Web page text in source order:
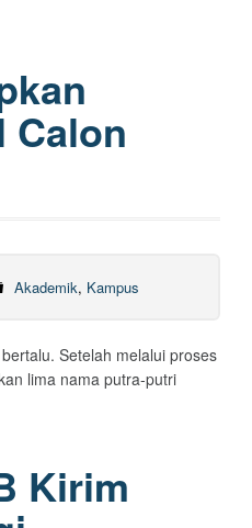
Calon
Akademik, Kampus
Setelah melalui proses
lima nama putra-putri
Kirim